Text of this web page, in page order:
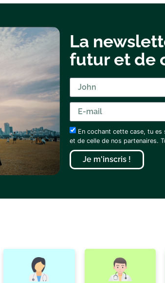
La
futur et de
En cochant cette case, tu
et de celle de nos partenaires.
Je m'inscris !